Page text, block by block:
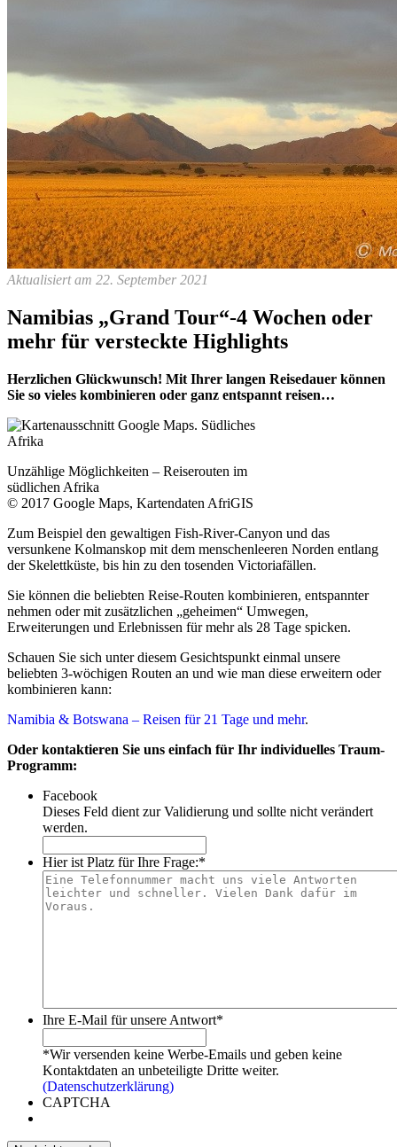
Aktualisiert am 22. September 2021
Namibias „Grand Tour“-4 Wochen oder
mehr für versteckte Highlights
Herzlichen Glückwunsch! Mit Ihrer langen Reisedauer können
Sie so vieles kombinieren oder ganz entspannt reisen…
Unzählige Möglichkeiten – Reiserouten im
südlichen Afrika
© 2017 Google Maps, Kartendaten AfriGIS
Zum Beispiel den gewaltigen Fish-River-Canyon und das
versunkene Kolmanskop mit dem menschenleeren Norden entlang
der Skelettküste, bis hin zu den tosenden Victoriafällen.
Sie können die beliebten Reise-Routen kombinieren, entspannter
nehmen oder mit zusätzlichen „geheimen“ Umwegen,
Erweiterungen und Erlebnissen für mehr als 28 Tage spicken.
Schauen Sie sich unter diesem Gesichtspunkt einmal unsere
beliebten 3-wöchigen Routen an und wie man diese erweitern oder
kombinieren kann:
Namibia & Botswana – Reisen für 21 Tage und mehr.
Oder kontaktieren Sie uns einfach für Ihr individuelles Traum-
Programm:
Facebook
Dieses Feld dient zur Validierung und sollte nicht verändert
werden.
Hier ist Platz für Ihre Frage:*
Ihre E-Mail für unsere Antwort*
*Wir versenden keine Werbe-Emails und geben keine
Kontaktdaten an unbeteiligte Dritte weiter.
(Datenschutzerklärung)
CAPTCHA